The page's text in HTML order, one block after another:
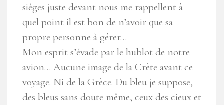
sièges juste devant nous me rappellent à
quel point il est bon de n’avoir que sa
propre personne à gérer…
Mon esprit s’évade par le hublot de notre
avion… Aucune image de la Crète avant ce
voyage. Ni de la Grèce. Du bleu je suppose,
des bleus sans doute même, ceux des cieux et